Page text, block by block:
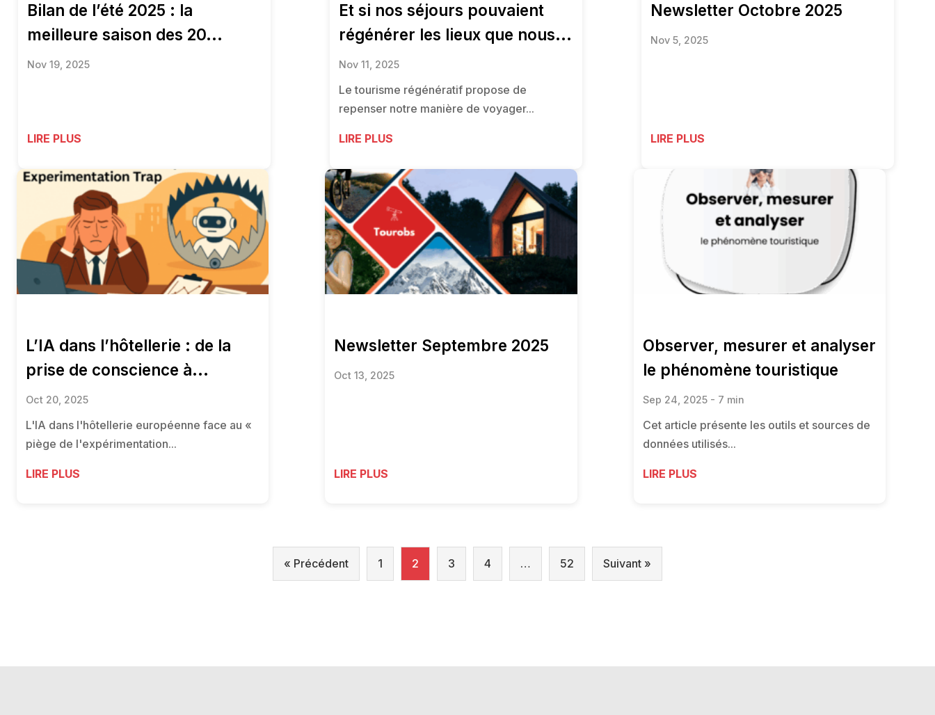
Bilan de l’été 2025 : la
meilleure saison des 20...
Nov 19, 2025
LIRE PLUS
Et si nos séjours pouvaient
régénérer les lieux que nous...
Nov 11, 2025
Le tourisme régénératif propose de
repenser notre manière de voyager...
LIRE PLUS
Newsletter Octobre 2025
Nov 5, 2025
LIRE PLUS
L’IA dans l’hôtellerie : de la
prise de conscience à...
Oct 20, 2025
L'IA dans l'hôtellerie européenne face au «
piège de l'expérimentation...
LIRE PLUS
Newsletter Septembre 2025
Oct 13, 2025
LIRE PLUS
Observer, mesurer et analyser
le phénomène touristique
Sep 24, 2025 - 7 min
Cet article présente les outils et sources de
données utilisés...
LIRE PLUS
« Précédent 1 2 3 4 … 52 Suivant »